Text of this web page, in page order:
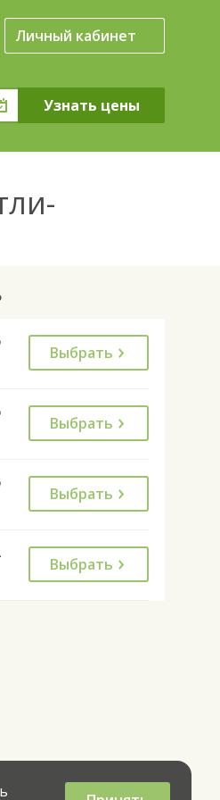
Личный кабинет
Выбрать
Выбрать
Выбрать
Выбрать